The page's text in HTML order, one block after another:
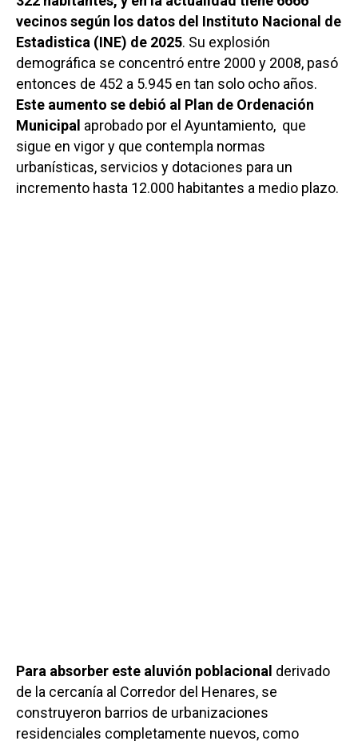
vecinos según los datos del Instituto Nacional de
Estadistica (INE) de 2025. Su explosión
demográfica se concentró entre 2000 y 2008, pasó
entonces de 452 a 5.945 en tan solo ocho años.
Este aumento se debió al Plan de Ordenación
Municipal aprobado por el Ayuntamiento, que
sigue en vigor y que contempla normas
urbanísticas, servicios y dotaciones para un
incremento hasta 12.000 habitantes a medio plazo.
Para absorber este aluvión poblacional derivado
de la cercanía al Corredor del Henares, se
construyeron barrios de urbanizaciones
residenciales completamente nuevos, como